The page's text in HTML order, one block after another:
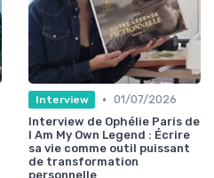
Interview • 01/07/2026
Interview de Ophélie Paris de
I Am My Own Legend : Écrire
sa vie comme outil puissant
de transformation
personnelle